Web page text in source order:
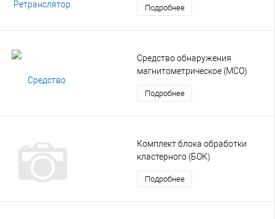
Подробнее
Средство обнаружения
магнитометрическое (МСО)
Подробнее
Комплект блока обработки
кластерного (БОК)
Подробнее